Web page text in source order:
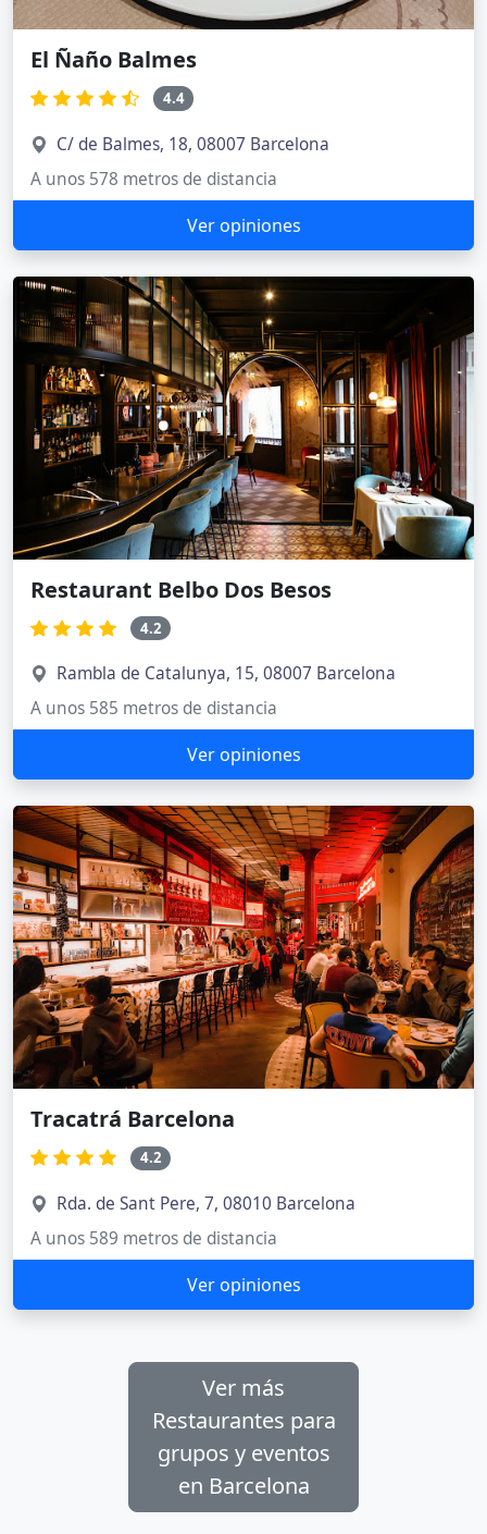
El Ñaño Balmes
4.4
C/ de Balmes, 18, 08007 Barcelona
A unos 578 metros de distancia
Ver opiniones
Restaurant Belbo Dos Besos
4.2
Rambla de Catalunya, 15, 08007 Barcelona
A unos 585 metros de distancia
Ver opiniones
Tracatrá Barcelona
4.2
Rda. de Sant Pere, 7, 08010 Barcelona
A unos 589 metros de distancia
Ver opiniones
Ver más
Restaurantes para
grupos y eventos
en Barcelona